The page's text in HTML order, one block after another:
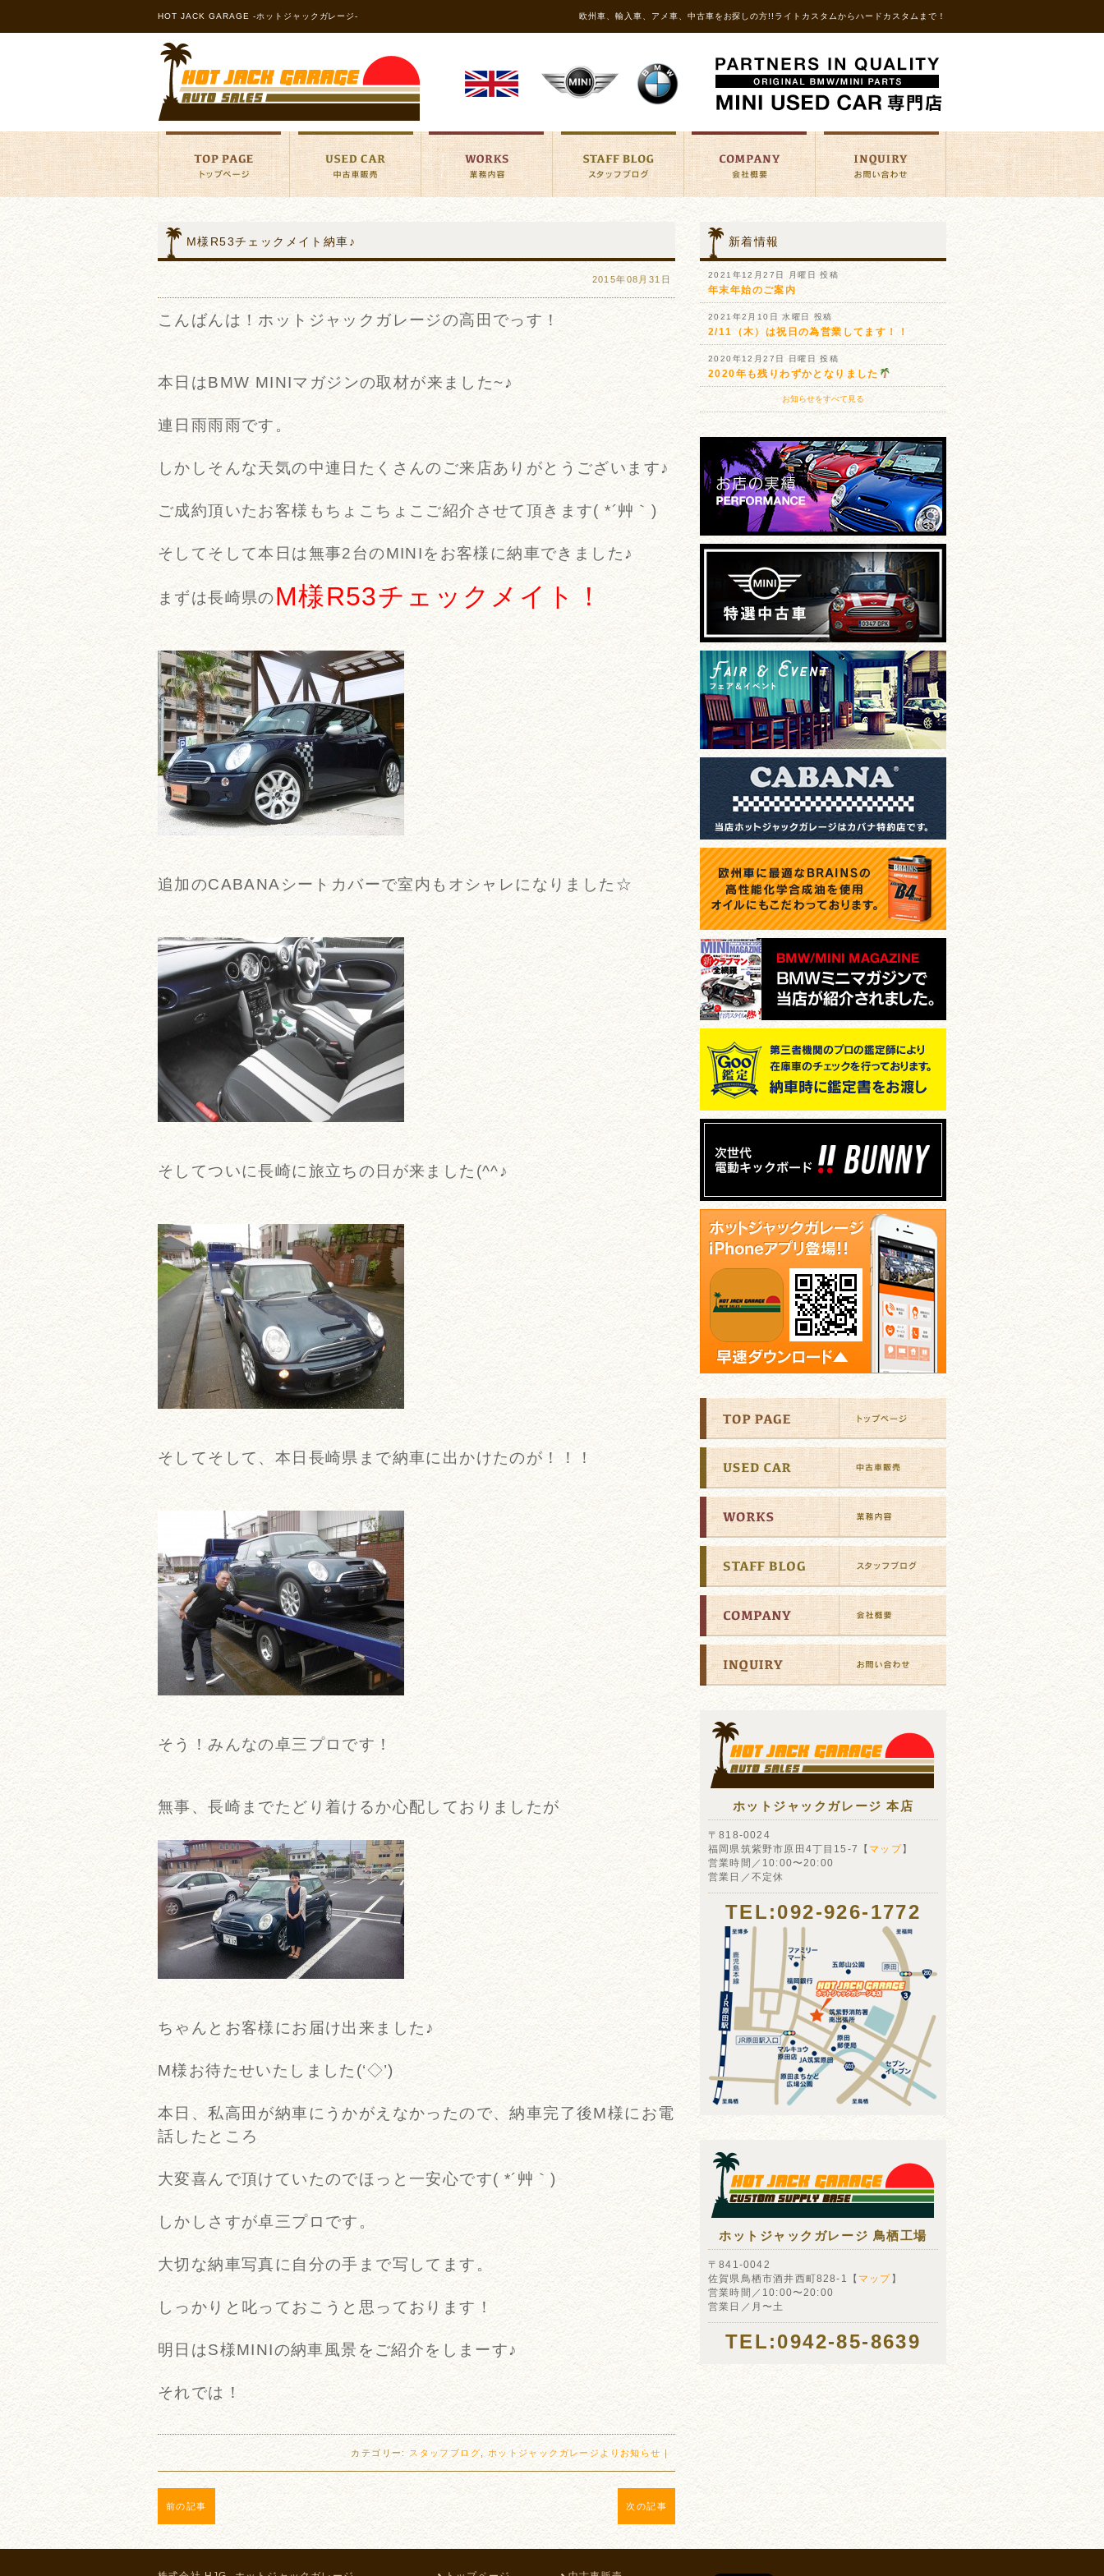
HOT JACK GARAGE -ホットジャックガレージ- 欧州車、輸入車、アメ車、中古車をお探しの方!!ライトカスタムからハードカスタムまで！
M様R53チェックメイト納車♪
2015年08月31日
こんばんは！ホットジャックガレージの高田でっす！
本日はBMW MINIマガジンの取材が来ました~♪
連日雨雨雨です。
しかしそんな天気の中連日たくさんのご来店ありがとうございます♪
ご成約頂いたお客様もちょこちょこご紹介させて頂きます( *´艸｀)
そしてそして本日は無事2台のMINIをお客様に納車できました♪
まずは長崎県のM様R53チェックメイト！
追加のCABANAシートカバーで室内もオシャレになりました☆
そしてついに長崎に旅立ちの日が来ました(^^♪
そしてそして、本日長崎県まで納車に出かけたのが！！！
そう！みんなの卓三プロです！
無事、長崎までたどり着けるか心配しておりましたが
ちゃんとお客様にお届け出来ました♪
M様お待たせいたしました(‘◇’)ゞ
本日、私高田が納車にうかがえなかったので、納車完了後M様にお電
話したところ
大変喜んで頂けていたのでほっと一安心です( *´艸｀)
しかしさすが卓三プロです。
大切な納車写真に自分の手まで写してます。
しっかりと叱っておこうと思っております！
明日はS様MINIの納車風景をご紹介をしまーす♪
それでは！
カテゴリー: スタッフブログ ホットジャックガレージよりお知らせ ｜
前の記事 次の記事
新着情報
2021年12月27日 月曜日 投稿
年末年始のご案内
2021年2月10日 水曜日 投稿
2/11（木）は祝日の為営業してます！！
2020年12月27日 日曜日 投稿
2020年も残りわずかとなりました
お知らせをすべて見る
ホットジャックガレージ 本店
〒818-0024
福岡県筑紫野市原田4丁目15-7【 マップ】
営業時間／10:00〜20:00
営業日／不定休
TEL:092-926-1772
ホットジャックガレージ 鳥栖工場
〒841-0042
佐賀県鳥栖市酒井西町828-1【 マップ 】
営業時間／10:00〜20:00
営業日／月〜土
TEL:0942-85-8639